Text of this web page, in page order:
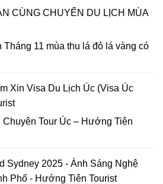
in
Lập
Hoa
Lạt
chốt
CÙNG CHUYẾN DU LỊCH MÙA
Tháng 11 mùa thu lá đỏ lá vàng có
Xin Visa Du Lịch Úc (Visa Úc
Chuyên Tour Úc – Hướng Tiên
Sydney 2025 - Ánh Sáng Nghệ
Phố - Hướng Tiên Tourist